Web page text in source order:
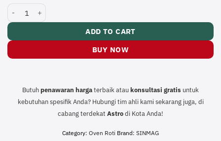
SINMAG Gas Deck Oven MB-821 (1 Deck 2 Trays) quantity
ADD TO CART
BUY NOW
Butuh penawaran hargaterbaik atau konsultasi gratis untuk
kebutuhan spesifik Anda? Hubungi tim ahli kami sekarang juga, di
cabang terdekat Astrodi Kota Anda!
Category: Oven Roti Brand: SINMAG